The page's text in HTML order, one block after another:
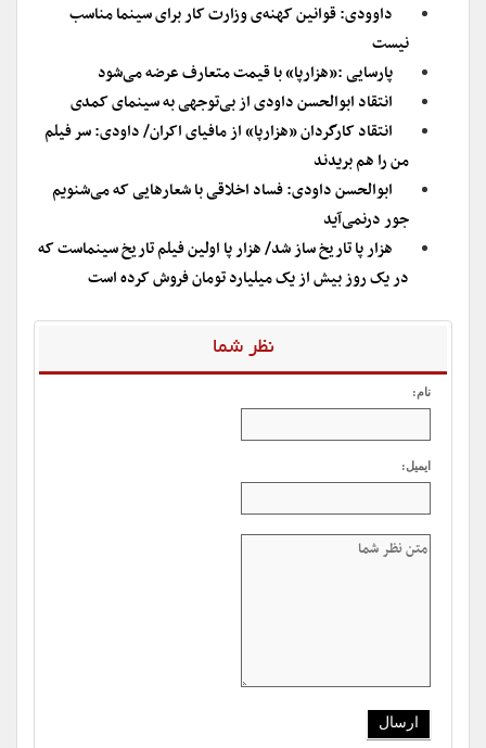
داوودی: قوانین کهنه‌ی وزارت کار برای سینما مناسب
نیست
پارسایی :«هزارپا» با قیمت متعارف عرضه می‌شود
انتقاد ابوالحسن داودی از بی‌توجهی به سینمای کمدی
انتقاد کارگردان «هزارپا» از مافیای اکران/ داودی: سر فیلم
من را هم بریدند
ابوالحسن داودی: فساد اخلاقی با شعارهایی که می‌شنویم
جور درنمی‌آید
هزار پا تاریخ ساز شد/ هزار پا اولین فیلم تاریخ سینماست که
در یک روز بیش از یک میلیارد تومان فروش کرده است
نظر شما
نام:
ایمیل: